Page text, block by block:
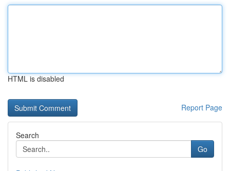
HTML is disabled
Report Page
Search
Go